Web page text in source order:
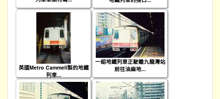
英國Metro Cammell製的地鐵
列車...
一組地鐵列車正駛離九龍灣站
前往油麻地...